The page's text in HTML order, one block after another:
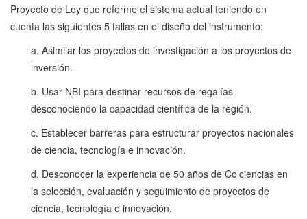
Proyecto de Ley que reforme el sistema actual teniendo en
cuenta las siguientes 5 fallas en el diseño del instrumento:
a. Asimilar los proyectos de investigación a los proyectos de
inversión.
b. Usar NBI para destinar recursos de regalías
desconociendo la capacidad científica de la región.
c. Establecer barreras para estructurar proyectos nacionales
de ciencia, tecnología e innovación.
d. Desconocer la experiencia de 50 años de Colciencias en
la selección, evaluación y seguimiento de proyectos de
ciencia, tecnología e innovación.